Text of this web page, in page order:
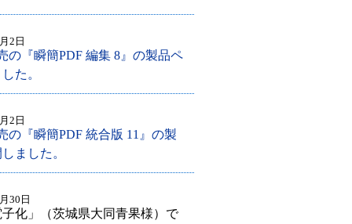
2日
の『瞬簡PDF 編集 8』の製品ペ
た。
2日
の『瞬簡PDF 統合版 11』の製
ました。
30日
化」（茨城県大同青果様）で